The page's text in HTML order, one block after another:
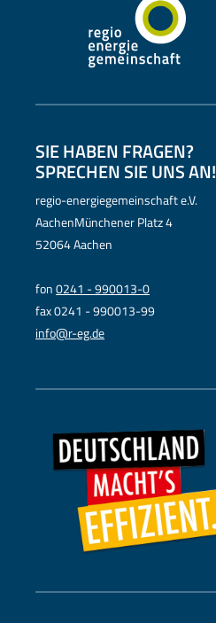
SIE HABEN FRAGEN?
SPRECHEN SIE UNS AN!
regio-energiegemeinschaft e.V.
AachenMünchener Platz 4
52064 Aachen
fon0241 - 990013-0
fax 0241 - 990013-99
info@r-eg.de